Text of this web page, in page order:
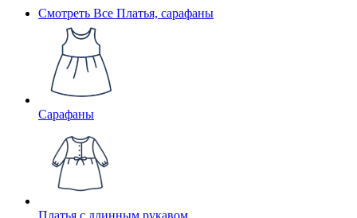
Смотреть Все Платья, сарафаны
Сарафаны
Платья с длинным рукавом